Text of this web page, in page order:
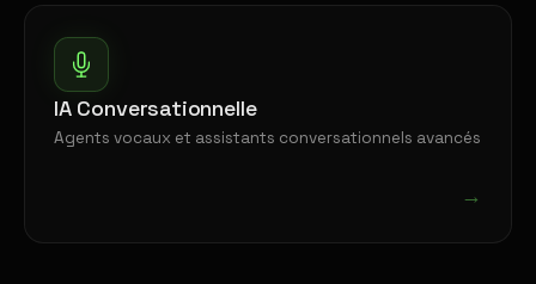
IA Conversationnelle
Agents vocaux et assistants conversationnels avancés
→